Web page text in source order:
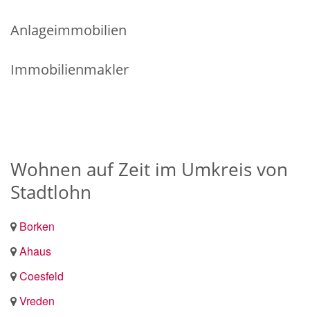
Anlageimmobilien
Immobilienmakler
Wohnen auf Zeit im Umkreis von
Stadtlohn
Borken
Ahaus
Coesfeld
Vreden